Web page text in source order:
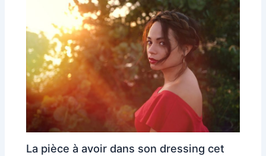
La pièce à avoir dans son dressing cet